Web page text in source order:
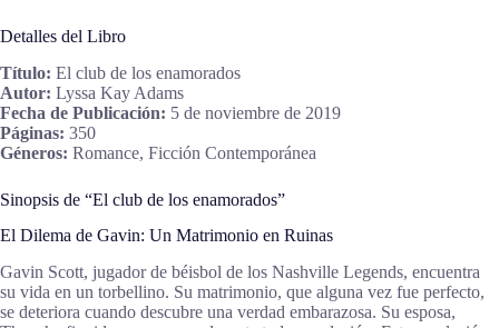
Detalles del Libro
Título: El club de los enamorados
Autor: Lyssa Kay Adams
Fecha de Publicación: 5 de noviembre de 2019
Páginas: 350
Géneros: Romance, Ficción Contemporánea
Sinopsis de “El club de los enamorados”
El Dilema de Gavin: Un Matrimonio en Ruinas
Gavin Scott, jugador de béisbol de los Nashville Legends, encuentra
su vida en un torbellino. Su matrimonio, que alguna vez fue perfecto,
se deteriora cuando descubre una verdad embarazosa. Su esposa,